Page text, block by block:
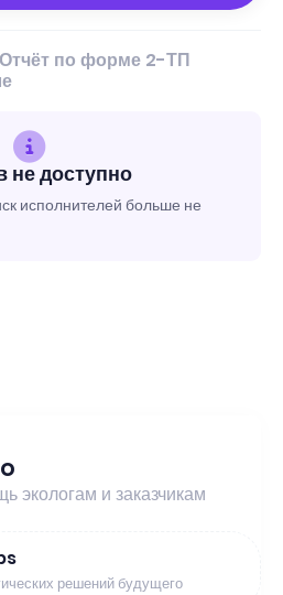
по форме 2-ТП
не доступно
исполнителей больше не
и заказчикам
решений будущего